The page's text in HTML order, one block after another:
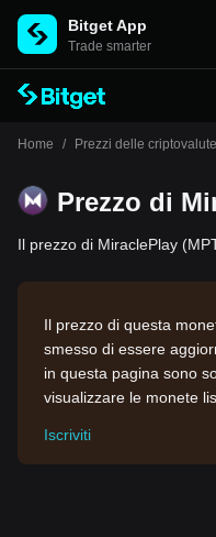
Bitget App
Trade smarter
Home / Prezzi delle criptovalute
Prezzo di
Il prezzo di MiraclePlay
Il prezzo di questa
smesso di essere
in questa pagina sono
visualizzare le monete
Iscriviti